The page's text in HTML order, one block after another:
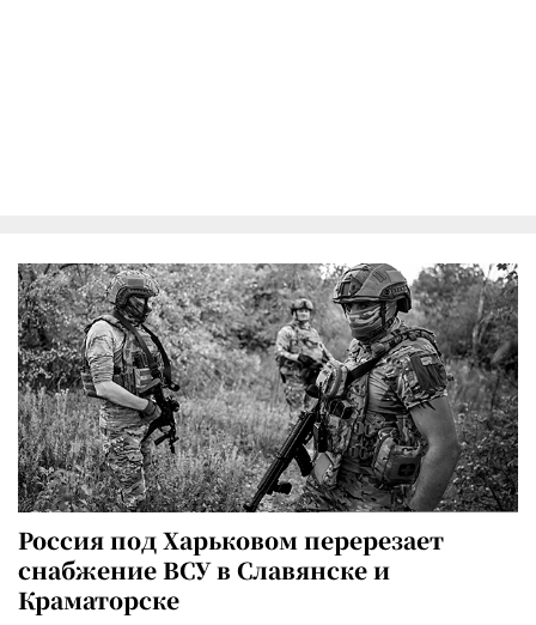
Россия под Харьковом перерезает
снабжение ВСУ в Славянске и
Краматорске